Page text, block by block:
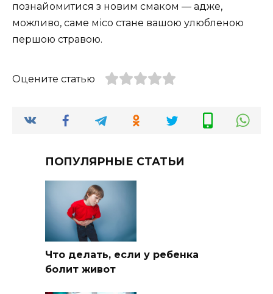
познайомитися з новим смаком — адже,
можливо, саме місо стане вашою улюбленою
першою стравою.
Оцените статью
ПОПУЛЯРНЫЕ СТАТЬИ
Что делать, если у ребенка
болит живот